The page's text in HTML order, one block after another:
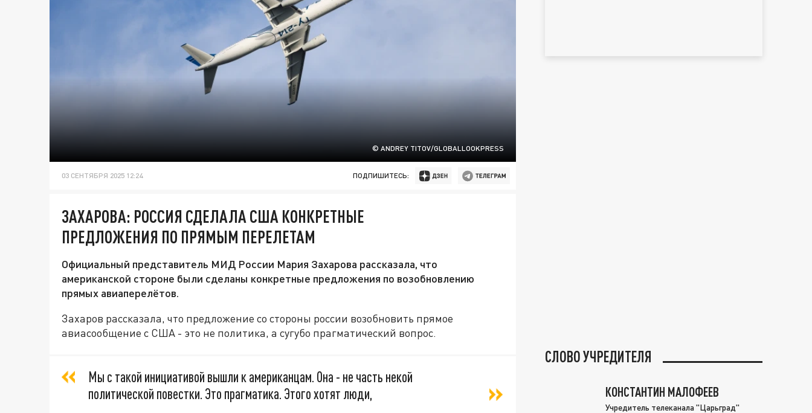
© ANDREY TITOV/GLOBALLOOKPRESS
03 СЕНТЯБРЯ 2025 12:24 ПОДПИШИТЕСЬ:
ЗАХАРОВА: РОССИЯ СДЕЛАЛА США КОНКРЕТНЫЕ
ПРЕДЛОЖЕНИЯ ПО ПРЯМЫМ ПЕРЕЛЕТАМ
Официальный представитель МИД России Мария Захарова рассказала, что
американской стороне были сделаны конкретные предложения по возобновлению
прямых авиаперелётов.
Захаров рассказала, что предложение со стороны россии возобновить прямое
авиасообщение с США - это не политика, а сугубо прагматический вопрос.
Мы с такой инициативой вышли к американцам. Она - не часть некой
политической повестки. Это прагматика. Этого хотят люди,
СЛОВО УЧРЕДИТЕЛЯ
КОНСТАНТИН МАЛОФЕЕВ
Учредитель телеканала "Царьград"